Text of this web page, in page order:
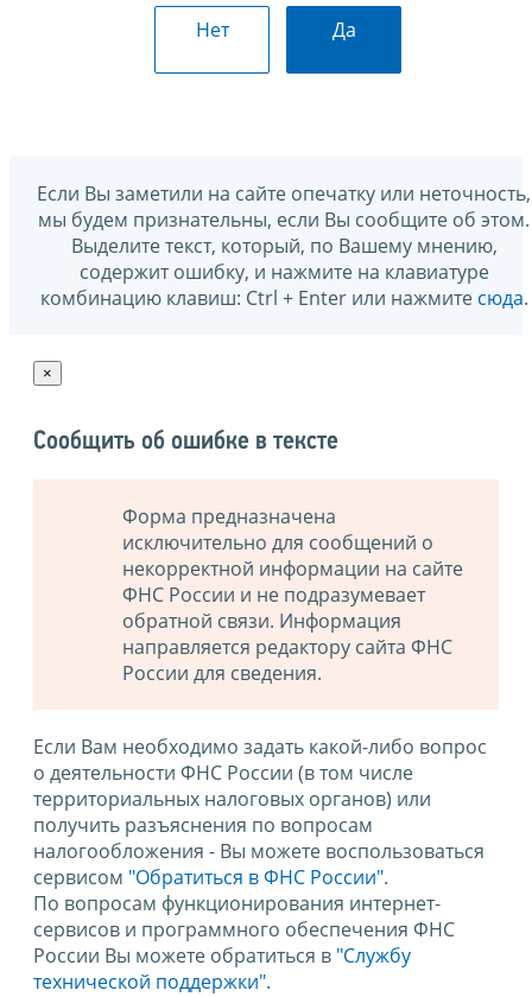
Нет Да
Если Вы заметили на сайте опечатку или неточность,
мы будем признательны, если Вы сообщите об этом.
Выделите текст, который, по Вашему мнению,
содержит ошибку, и нажмите на клавиатуре
комбинацию клавиш: Ctrl + Enter или нажмите сюда.
×
Сообщить об ошибке в тексте
Форма предназначена
исключительно для сообщений о
некорректной информации на сайте
ФНС России и не подразумевает
обратной связи. Информация
направляется редактору сайта ФНС
России для сведения.
Если Вам необходимо задать какой-либо вопрос
о деятельности ФНС России (в том числе
территориальных налоговых органов) или
получить разъяснения по вопросам
налогообложения - Вы можете воспользоваться
сервисом "Обратиться в ФНС России".
По вопросам функционирования интернет-
сервисов и программного обеспечения ФНС
России Вы можете обратиться в "Службу
технической поддержки".